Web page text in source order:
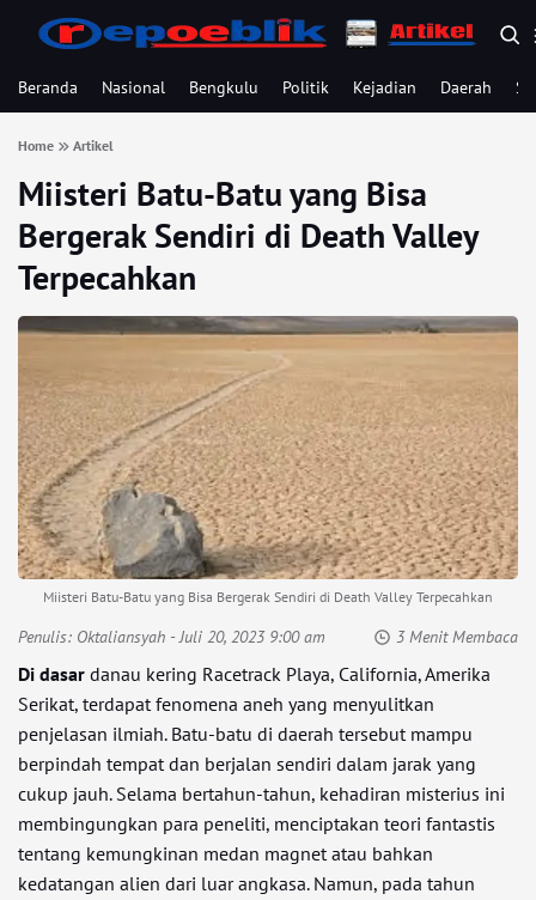
Beranda Nasional Bengkulu Politik Kejadian Daerah
Home Artikel
Miisteri Batu-Batu yang Bisa
Bergerak Sendiri di Death Valley
Terpecahkan
Miisteri Batu-Batu yang Bisa Bergerak Sendiri di Death Valley Terpecahkan
Penulis: Oktaliansyah - Juli 20, 2023 9:00 am 3 Menit Membaca
Di dasar danau kering Racetrack Playa, California, Amerika
Serikat, terdapat fenomena aneh yang menyulitkan
penjelasan ilmiah. Batu-batu di daerah tersebut mampu
berpindah tempat dan berjalan sendiri dalam jarak yang
cukup jauh. Selama bertahun-tahun, kehadiran misterius ini
membingungkan para peneliti, menciptakan teori fantastis
tentang kemungkinan medan magnet atau bahkan
kedatangan alien dari luar angkasa. Namun, pada tahun